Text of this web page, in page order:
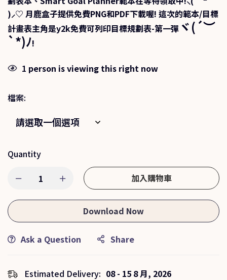
)⸝♡︎ 月鹿盒子提供免費PNG和PDF下載喔! 這次的範本/目標
計畫表主角是y2k免費可列印目標規劃表-第一彈 ヾ(´︶
`*)ﾉ!
1 person is viewing this right now
檔案:
Quantity
加入購物車
Download Now
Ask a Question Share
Estimated Delivery: 08 - 15 8 月, 2026